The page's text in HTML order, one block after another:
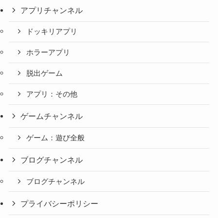
アプリチャンネル
ドッキリアプリ
ホラーアプリ
脱出ゲーム
アプリ：その他
ゲームチャンネル
ゲーム：遊び全般
ブログチャンネル
ブログチャンネル
プライバシーポリシー